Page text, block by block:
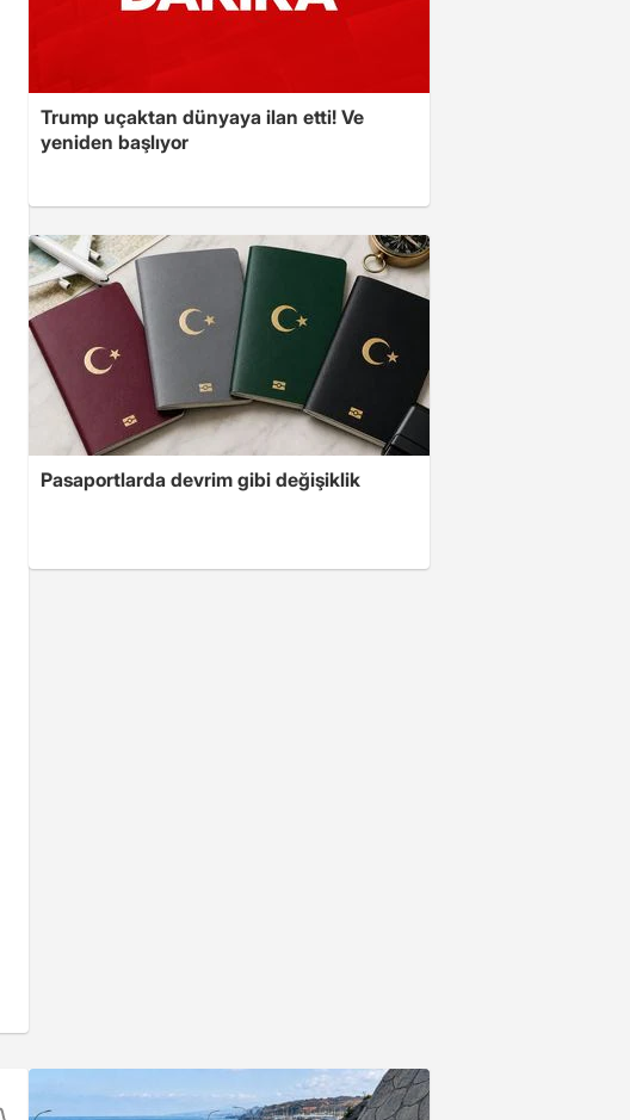
Trump uçaktan dünyaya ilan etti! Ve
yeniden başlıyor
Pasaportlarda devrim gibi değişiklik